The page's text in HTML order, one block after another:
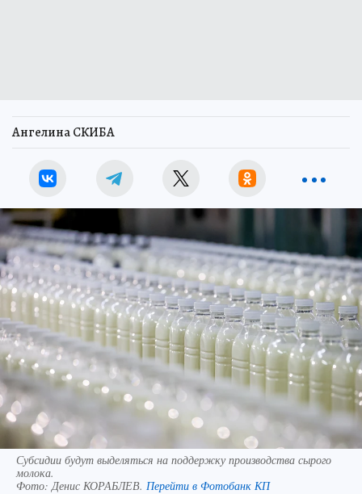
Ангелина СКИБА
Субсидии будут выделяться на поддержку производства сырого
молока.
Фото: Денис КОРАБЛЕВ. Перейти в Фотобанк КП